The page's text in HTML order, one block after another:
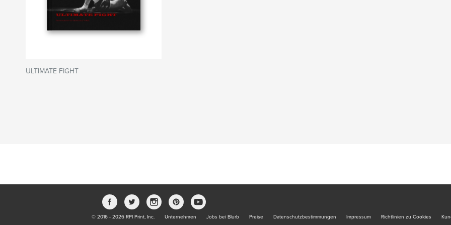
ULTIMATE FIGHT
© 2016 - 2026 RPI Print, Inc. Unternehmen Jobs bei Blurb Preise Datenschutzbestimmungen Impressum Richtlinien zu Cookies